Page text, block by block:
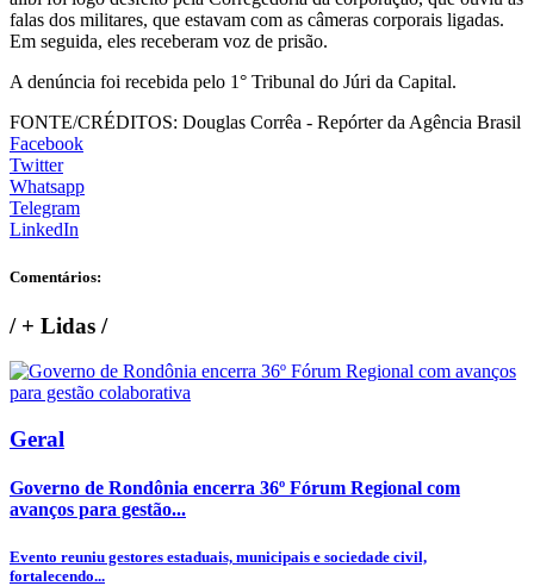
falas dos militares, que estavam com as câmeras corporais ligadas.
Em seguida, eles receberam voz de prisão.
A denúncia foi recebida pelo 1° Tribunal do Júri da Capital.
FONTE/CRÉDITOS: Douglas Corrêa - Repórter da Agência Brasil
Facebook
Twitter
Whatsapp
Telegram
LinkedIn
Comentários:
/+ Lidas /
Geral
Governo de Rondônia encerra 36º Fórum Regional com
avanços para gestão...
Evento reuniu gestores estaduais, municipais e sociedade civil,
fortalecendo...